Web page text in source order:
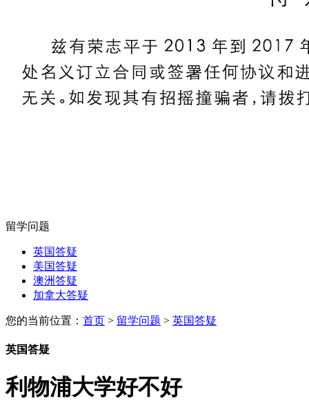
留学问题
英国答疑
美国答疑
澳洲答疑
加拿大答疑
您的当前位置： 首页 > 留学问题 > 英国答疑
英国答疑
利物浦大学好不好